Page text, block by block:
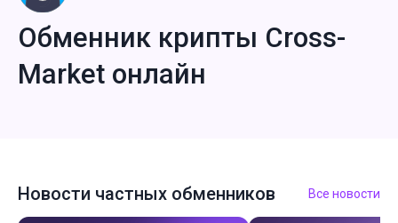
Обменник крипты Cross-
Market онлайн
Новости частных обменников Все новости